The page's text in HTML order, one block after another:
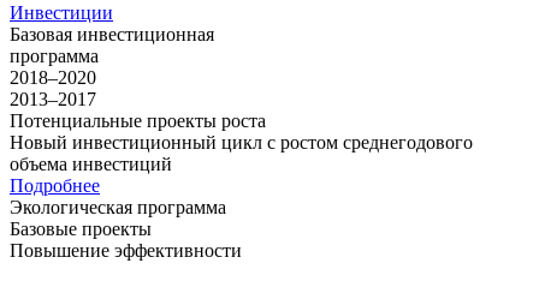
Инвестиции
Базовая инвестиционная
программа
2018–2020
2013–2017
Потенциальные проекты роста
Новый инвестиционный цикл с ростом среднегодового
объема инвестиций
Подробнее
Экологическая программа
Базовые проекты
Повышение эффективности